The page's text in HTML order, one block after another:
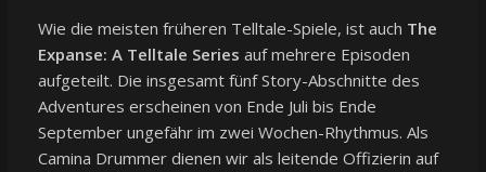
Wie die meisten früheren Telltale-Spiele, ist auch The
Expanse: A Telltale Series auf mehrere Episoden
aufgeteilt. Die insgesamt fünf Story-Abschnitte des
Adventures erscheinen von Ende Juli bis Ende
September ungefähr im zwei Wochen-Rhythmus. Als
Camina Drummer dienen wir als leitende Offizierin auf